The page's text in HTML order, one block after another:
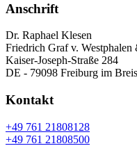
Anschrift
Dr. Raphael Klesen
Friedrich Graf v. Westphalen
Kaiser-Joseph-Straße 284
DE - 79098 Freiburg im
Kontakt
+49 761 21808128
+49 761 21808500